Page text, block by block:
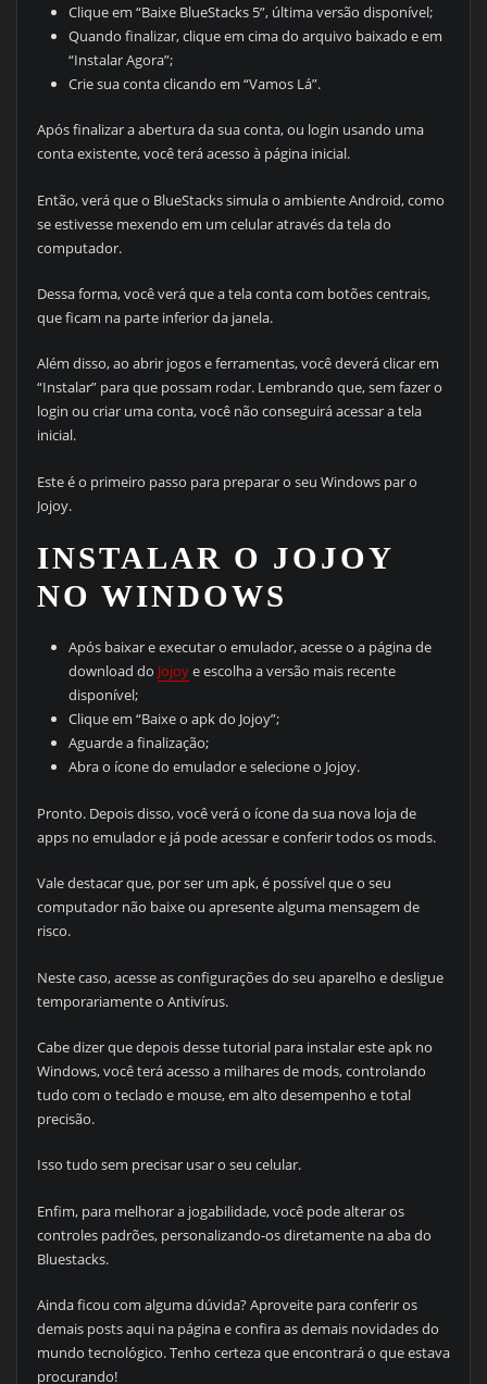
Clique em “Baixe BlueStacks 5”, última versão disponível;
Quando finalizar, clique em cima do arquivo baixado e em
“Instalar Agora”;
Crie sua conta clicando em “Vamos Lá”.
Após finalizar a abertura da sua conta, ou login usando uma
conta existente, você terá acesso à página inicial.
Então, verá que o BlueStacks simula o ambiente Android, como
se estivesse mexendo em um celular através da tela do
computador.
Dessa forma, você verá que a tela conta com botões centrais,
que ficam na parte inferior da janela.
Além disso, ao abrir jogos e ferramentas, você deverá clicar em
“Instalar” para que possam rodar. Lembrando que, sem fazer o
login ou criar uma conta, você não conseguirá acessar a tela
inicial.
Este é o primeiro passo para preparar o seu Windows par o
Jojoy.
INSTALAR O JOJOY
NO WINDOWS
Após baixar e executar o emulador, acesse o a página de
download do Jojoye escolha a versão mais recente
disponível;
Clique em “Baixe o apk do Jojoy”;
Aguarde a finalização;
Abra o ícone do emulador e selecione o Jojoy.
Pronto. Depois disso, você verá o ícone da sua nova loja de
apps no emulador e já pode acessar e conferir todos os mods.
Vale destacar que, por ser um apk, é possível que o seu
computador não baixe ou apresente alguma mensagem de
risco.
Neste caso, acesse as configurações do seu aparelho e desligue
temporariamente o Antivírus.
Cabe dizer que depois desse tutorial para instalar este apk no
Windows, você terá acesso a milhares de mods, controlando
tudo com o teclado e mouse, em alto desempenho e total
precisão.
Isso tudo sem precisar usar o seu celular.
Enfim, para melhorar a jogabilidade, você pode alterar os
controles padrões, personalizando-os diretamente na aba do
Bluestacks.
Ainda ficou com alguma dúvida? Aproveite para conferir os
demais posts aqui na página e confira as demais novidades do
mundo tecnológico. Tenho certeza que encontrará o que estava
procurando!